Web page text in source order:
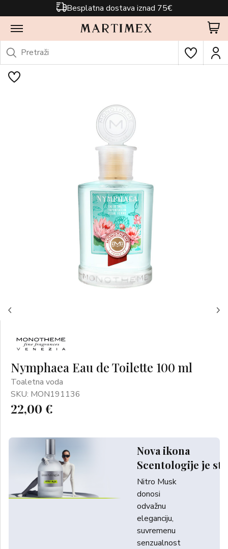
Besplatna dostava iznad 75€
Nymphaea Eau de Toilette 100 ml
Toaletna voda
SKU: MON191136
22,00 €
Nova ikona
Scentologije je
Nitro Musk
donosi
odvažnu
eleganciju,
suvremenu
senzualnost